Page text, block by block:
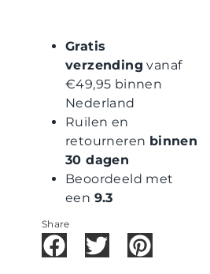
Gratis
verzending vanaf
€49,95 binnen
Nederland
Ruilen en
retourneren binnen
30 dagen
Beoordeeld met
een 9.3
Share